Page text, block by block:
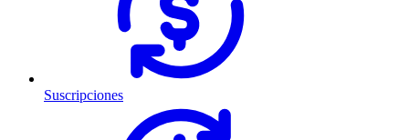
Suscripciones